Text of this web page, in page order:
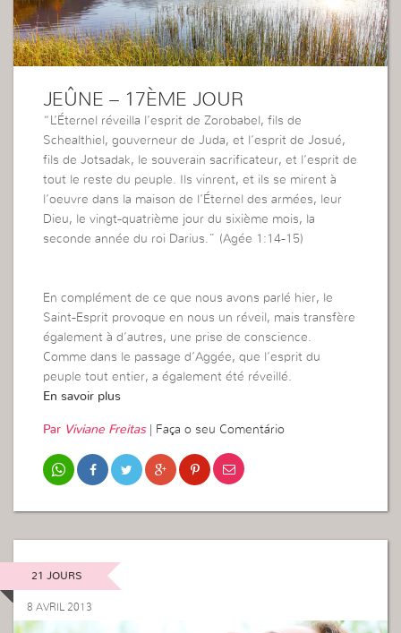
JEÛNE – 17ÈME JOUR
“L’Éternel réveilla l’esprit de Zorobabel, fils de
Schealthiel, gouverneur de Juda, et l’esprit de Josué,
fils de Jotsadak, le souverain sacrificateur, et l’esprit de
tout le reste du peuple. Ils vinrent, et ils se mirent à
l’oeuvre dans la maison de l’Éternel des armées, leur
Dieu, le vingt-quatrième jour du sixième mois, la
seconde année du roi Darius.” (Agée 1:14-15)
En complément de ce que nous avons parlé hier, le
Saint-Esprit provoque en nous un réveil, mais transfère
également à d’autres, une prise de conscience.
Comme dans le passage d’Aggée, que l’esprit du
peuple tout entier, a également été réveillé.
En savoir plus
Par Viviane Freitas| Faça o seu Comentário
21 JOURS
8 AVRIL 2013